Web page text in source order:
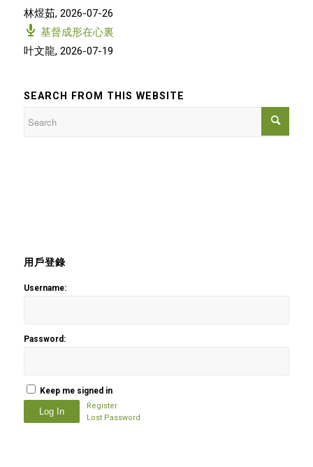
林煜茹, 2026-07-26
基督成形在心裏
叶文龍, 2026-07-19
SEARCH FROM THIS WEBSITE
用戶登錄
Username:
Password:
Keep me signed in
Log In
Register
Lost Password